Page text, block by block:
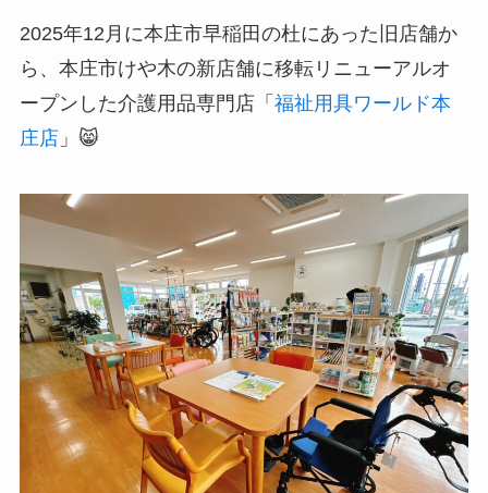
2025年12月に本庄市早稲田の杜にあった旧店舗か
ら、本庄市けや木の新店舗に移転リニューアルオ
ープンした介護用品専門店「 福祉用具ワールド本
庄店」😸